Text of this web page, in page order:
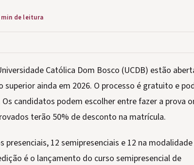
min de leitura
Católica Dom Bosco (UCDB) estão
superior ainda em 2026. O processo é gratuito e
candidatos podem escolher entre fazer a prova
terão 50% de desconto na matrícula.
presenciais, 12 semipresenciais e 12 na modalidade
é o lançamento do curso semipresencial de